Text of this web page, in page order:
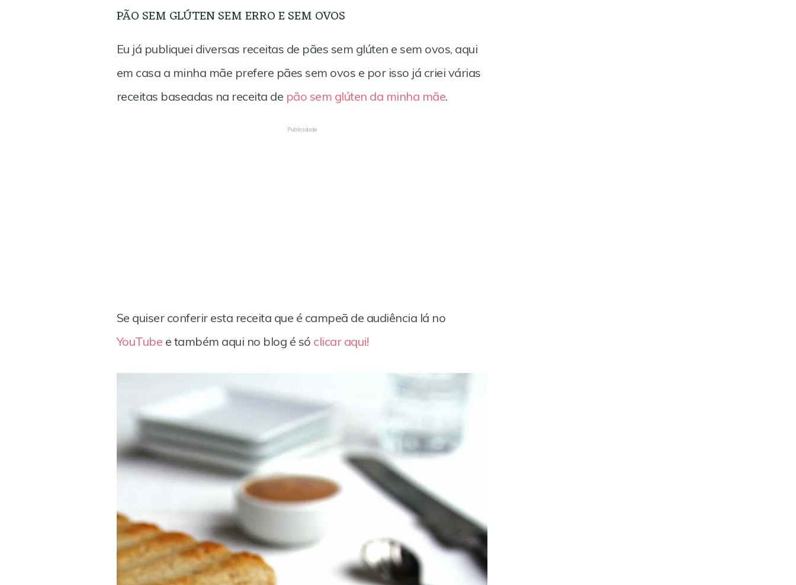
PÃO SEM GLÚTEN SEM ERRO E SEM OVOS
Eu já publiquei diversas receitas de pães sem glúten e sem ovos, aqui
em casa a minha mãe prefere pães sem ovos e por isso já criei várias
receitas baseadas na receita de pão sem glúten da minha mãe.
Publicidade
Se quiser conferir esta receita que é campeã de audiência lá no
YouTube e também aqui no blog é só clicar aqui!